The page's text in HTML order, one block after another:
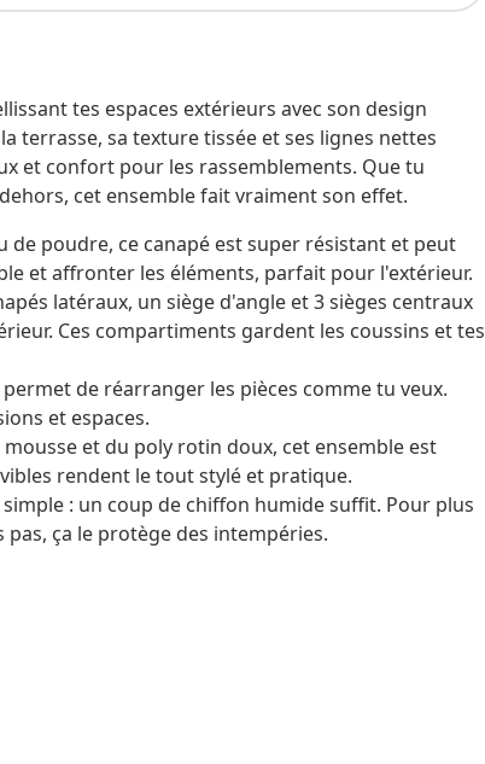
tes espaces extérieurs avec son design
terrasse, sa texture tissée et ses lignes nettes
et confort pour les rassemblements. Que tu
cet ensemble fait vraiment son effet.
de poudre, ce canapé est super résistant et peut
et affronter les éléments, parfait pour l'extérieur.
latéraux, un siège d'angle et 3 sièges centraux
Ces compartiments gardent les coussins et tes
de réarranger les pièces comme tu veux.
et espaces.
mousse et du poly rotin doux, cet ensemble est
rendent le tout stylé et pratique.
: un coup de chiffon humide suffit. Pour plus
ça le protège des intempéries.